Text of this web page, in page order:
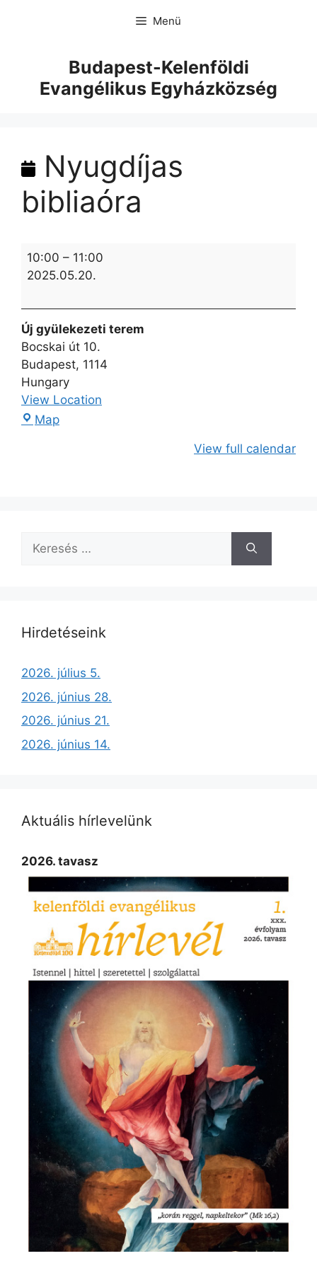
Menü
Budapest-Kelenföldi
Evangélikus Egyházközség
Nyugdíjas
bibliaóra
10:00 – 11:00
2025.05.20.
Új gyülekezeti terem
Bocskai út 10.
Budapest, 1114
Hungary
View Location
Map
View full calendar
Hirdetéseink
2026. július 5.
2026. június 28.
2026. június 21.
2026. június 14.
Aktuális hírlevelünk
2026. tavasz